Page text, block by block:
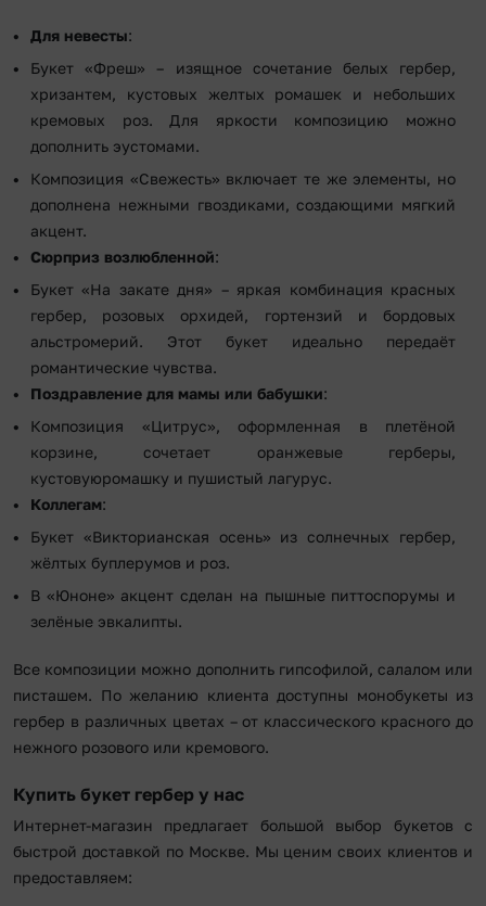
Для невесты:
Букет «Фреш» – изящное сочетание белых гербер,
хризантем, кустовых желтых ромашек и небольших
кремовых роз. Для яркости композицию можно
дополнить эустомами.
Композиция «Свежесть» включает те же элементы, но
дополнена нежными гвоздиками, создающими мягкий
акцент.
Сюрприз возлюбленной:
Букет «На закате дня» – яркая комбинация красных
гербер, розовых орхидей, гортензий и бордовых
альстромерий. Этот букет идеально передаёт
романтические чувства.
Поздравление для мамы или бабушки:
Композиция «Цитрус», оформленная в плетёной
корзине, сочетает оранжевые герберы,
кустовуюромашку и пушистый лагурус.
Коллегам:
Букет «Викторианская осень» из солнечных гербер,
жёлтых буплерумов и роз.
В «Юноне» акцент сделан на пышные питтоспорумы и
зелёные эвкалипты.
Все композиции можно дополнить гипсофилой, салалом или
писташем. По желанию клиента доступны монобукеты из
гербер в различных цветах – от классического красного до
нежного розового или кремового.
Купить букет гербер у нас
Интернет-магазин предлагает большой выбор букетов с
быстрой доставкой по Москве. Мы ценим своих клиентов и
предоставляем: